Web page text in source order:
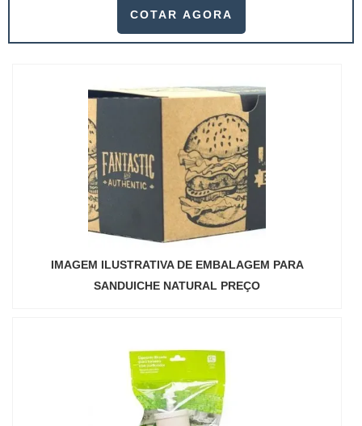
e logística adequada, esses esforços podem não valer
um papel de destaque muito abrangente, pois este item,
COTAR AGORA
IMAGEM ILUSTRATIVA DE EMBALAGEM PARA
SANDUICHE NATURAL PREÇO